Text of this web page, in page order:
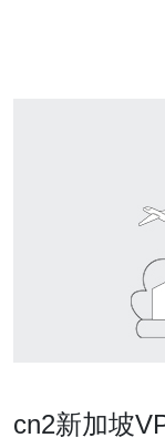
cn2新加坡